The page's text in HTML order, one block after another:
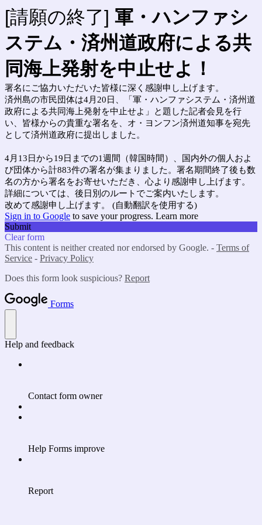
[請願の終了] 軍 ・ハンファシ
ステム ・ 済州道政府による共
同海上発射を中止せよ！
署名にご協力いただいた皆様に深く感謝申し上げます。
済州島の市民団体は4月20日、「軍・ハンファシステム・済州道
政府による共同海上発射を中止せよ」と題した記者会見を行
い、皆様からの貴重な署名を、オ・ヨンフン済州道知事を宛先
として済州道政府に提出しました。
4月13日から19日までの1週間（韓国時間）、国内外の個人およ
び団体から計883件の署名が集まりました。署名期間終了後も数
名の方から署名をお寄せいただき、心より感謝申し上げます。
詳細については、後日別のルートでご案内いたします。
改めて感謝申し上げます。 (自動翻訳を使用する)
Sign in to Google to save your progress. Learn more
Submit
Clear form
This content is neither created nor endorsed by Google. - Terms of
Service - Privacy Policy
Does this form look suspicious? Report
Forms
Help and feedback
Contact form owner
Help Forms improve
Report